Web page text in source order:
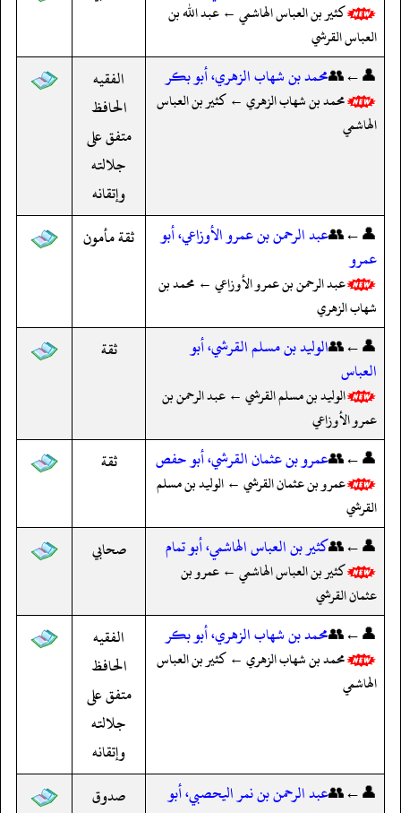
كثير بن العباس الهاشمي ← عبد الله بن
العباس القرشي
👤←👥محمد بن شهاب الزهري، أبو بكر
محمد بن شهاب الزهري ← كثير بن العباس
الهاشمي
الفقيه
الحافظ
متفق على
جلالته
وإتقانه
👤←👥عبد الرحمن بن عمرو الأوزاعي، أبو
عمرو
عبد الرحمن بن عمرو الأوزاعي ← محمد بن
شهاب الزهري
ثقة مأمون
👤←👥الوليد بن مسلم القرشي، أبو
العباس
الوليد بن مسلم القرشي ← عبد الرحمن بن
عمرو الأوزاعي
ثقة
👤←👥عمرو بن عثمان القرشي، أبو حفص
عمرو بن عثمان القرشي ← الوليد بن مسلم
القرشي
ثقة
👤←👥كثير بن العباس الهاشمي، أبو تمام
كثير بن العباس الهاشمي ← عمرو بن
عثمان القرشي
صحابي
👤←👥محمد بن شهاب الزهري، أبو بكر
محمد بن شهاب الزهري ← كثير بن العباس
الهاشمي
الفقيه
الحافظ
متفق على
جلالته
وإتقانه
👤←👥عبد الرحمن بن نمر اليحصبي، أبو
صدوق